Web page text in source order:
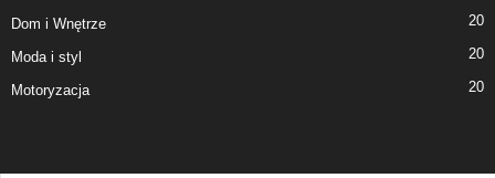
Dom i Wnętrze 20
Moda i styl 20
Motoryzacja 20